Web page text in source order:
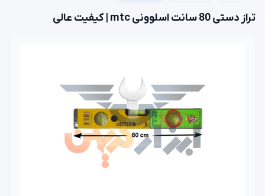
تراز دستی 80 سانت اسلوونی mtc | کیفیت عالی